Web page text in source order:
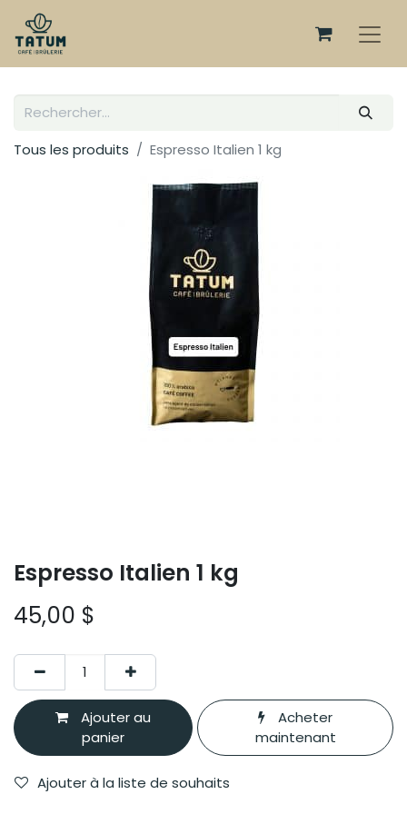
Tous les produits Espresso Italien 1 kg
Espresso Italien 1 kg
45,00 $
Ajouter au
panier
Acheter
maintenant
Ajouter à la liste de souhaits